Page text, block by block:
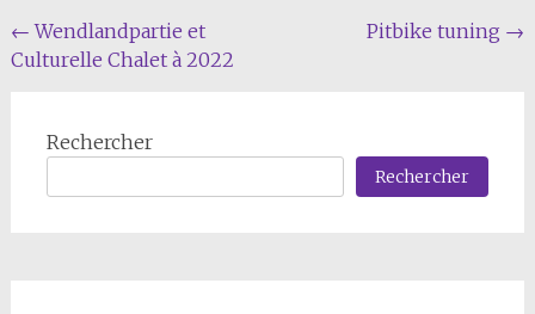
Navigation
de
← Wendlandpartie et
Culturelle Chalet à 2022
Pitbike tuning →
Rechercher
Rechercher